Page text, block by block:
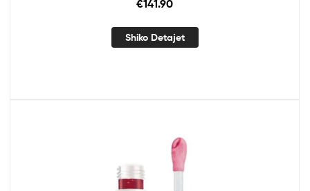
€141.90
Shiko Detajet